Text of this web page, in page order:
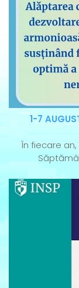
1-7
În fiecare